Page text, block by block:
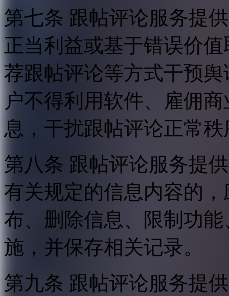
第七条 跟帖评论服务提
正当利益或基于错误价
荐跟帖评论等方式干预
户不得利用软件、雇佣
息，干扰跟帖评论正常
第八条 跟帖评论服务提
有关规定的信息内容的
布、删除信息、限制功
施，并保存相关记录。
第九条 跟帖评论服务提